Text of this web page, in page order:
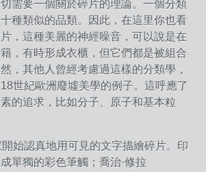
需要一個關於碎片的理論。一個分類
種類似的品類。因此，在這里你也看
，這種美麗的神經噪音，可以說是在
，有時形成衣櫃，但它們都是被組合
，其他人曾經考慮過這樣的分類學，
世紀歐洲廢墟美學的例子。這呼應了
的追求，比如分子、原子和基本粒
始認真地用可見的文字描繪碎片。印
單獨的彩色筆觸；喬治·修拉